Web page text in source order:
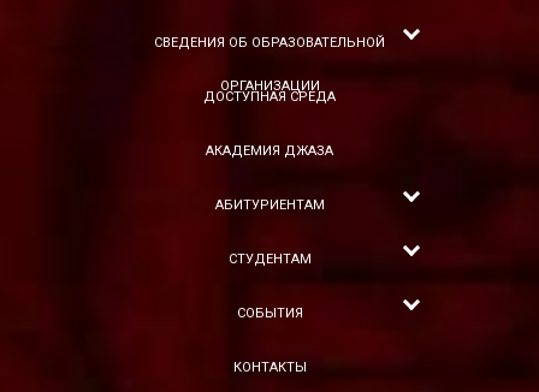
СВЕДЕНИЯ ОБ ОБРАЗОВАТЕЛЬНОЙ
ОРГАНИЗАЦИИ
ДОСТУПНАЯ СРЕДА
АКАДЕМИЯ ДЖАЗА
АБИТУРИЕНТАМ
СТУДЕНТАМ
СОБЫТИЯ
КОНТАКТЫ